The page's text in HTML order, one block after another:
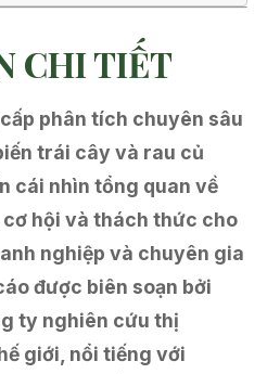
CHI TIẾT
phân tích chuyên sâu
trái cây và rau củ
cái nhìn tổng quan về
cơ hội và thách thức cho
nghiệp và chuyên gia
được biên soạn bởi
ty nghiên cứu thị
giới, nổi tiếng với